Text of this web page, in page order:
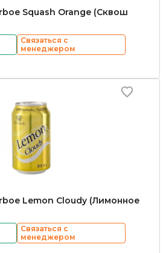
Squash Orange (Сквош
Связаться с
менеджером
Lemon Cloudy (Лимонное
Связаться с
менеджером